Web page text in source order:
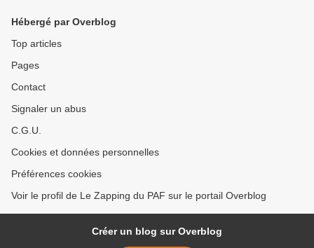
Hébergé par Overblog
Top articles
Pages
Contact
Signaler un abus
C.G.U.
Cookies et données personnelles
Préférences cookies
Voir le profil de Le Zapping du PAF sur le portail Overblog
Créer un blog sur Overblog